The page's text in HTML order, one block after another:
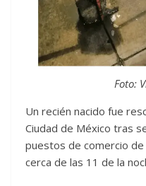
Foto:
Un recién nacido fue
Ciudad de México tras
puestos de comercio de
cerca de las 11 de la